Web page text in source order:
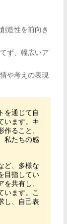
造性を前向き
ず、幅広いア
や考えの表現
を通じて自
います。キ
ること、
私たちの感
ど、多様な
目指してい
共有し、
います。こ
し、自己表